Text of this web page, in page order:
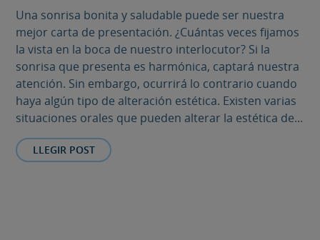
Una sonrisa bonita y saludable puede ser nuestra
mejor carta de presentación. ¿Cuántas veces fijamos
la vista en la boca de nuestro interlocutor? Si la
sonrisa que presenta es harmónica, captará nuestra
atención. Sin embargo, ocurrirá lo contrario cuando
haya algún tipo de alteración estética. Existen varias
situaciones orales que pueden alterar la estética de...
LLEGIR POST